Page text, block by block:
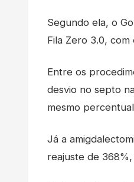
Segundo ela, o
Fila Zero 3.0,
Entre os
desvio no septo
mesmo
Já a
reajuste de